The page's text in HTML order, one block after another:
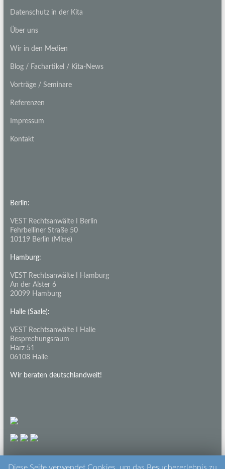
Datenschutz in der Kita
Über uns
Wir in den Medien
Blog / Fachartikel / Kita-News
Vorträge / Seminare
Referenzen
Impressum
Kontakt
Berlin:
VEST Rechtsanwälte I Berlin
Fehrbelliner Straße 50
10119 Berlin (Mitte)
Hamburg:
VEST Rechtsanwälte I Hamburg
An der Alster 6
20099 Hamburg
Halle (Saale):
VEST Rechtsanwälte I Halle
Besprechungsraum
Harz 51
06108 Halle
Wir beraten deutschlandweit!